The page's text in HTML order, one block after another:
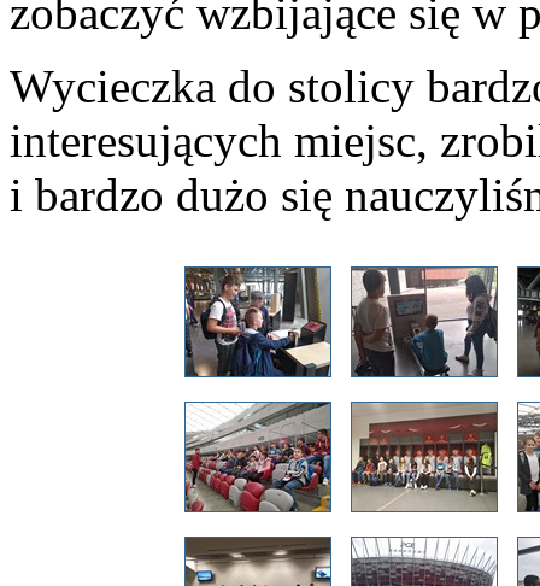
zobaczyć wzbijające się w
Wycieczka do stolicy
interesujących miejsc,
i bardzo dużo się